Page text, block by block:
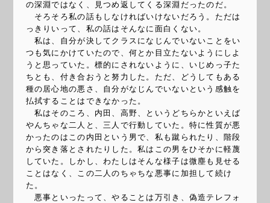
の深淵ではなく、見つめ返してくる深淵だったのだ。
そろそろ私の話もしなければいけないだろう。ただは
っきりいって、私の話はそんなに面白くない。
私は、自分が決してクラスになじんでいないことをい
つも気にかけていたので、何とか目立たないようにしよ
うと思っていた。標的にされないように、いじめっ子た
ちとも、付き合おうと努力した。ただ、どうしてもある
種の居心地の悪さ、自分がなじんでいないという感触を
払拭することはできなかった。
私はそのころ、内田、高野、というどちらかといえば
やんちゃな二人と、三人で行動していた。特に性質が悪
かったのはこの内田という男で、私も蹴られたり、階段
から突き落とされたりした。私はこの男をひそかに軽蔑
していた。しかし、わたしはそんな様子は微塵も見せる
ことはなく、この二人のちゃちな悪事に加担して続け
た。
悪事といったって、やることは万引き、偽造テレフォ